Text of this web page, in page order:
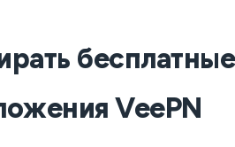
бесплатные
VeePN